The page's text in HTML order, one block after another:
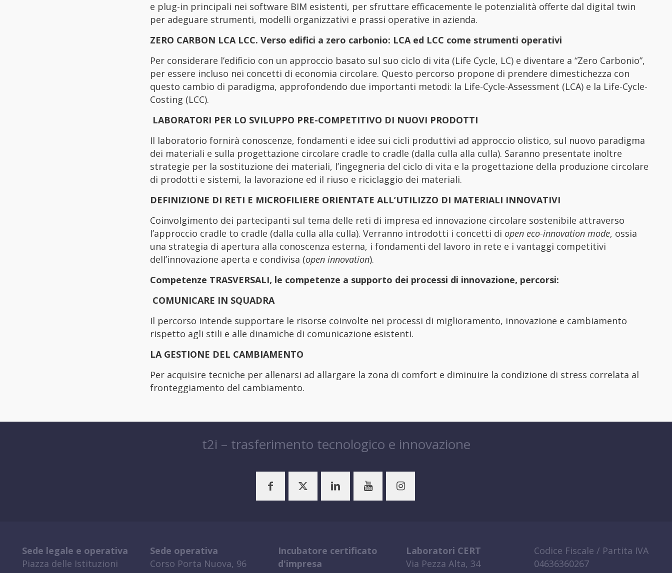
e plug-in principali nei software BIM esistenti, per sfruttare efficacemente le potenzialità offerte dal digital twin
per adeguare strumenti, modelli organizzativi e prassi operative in azienda.
ZERO CARBON LCA LCC. Verso edifici a zero carbonio: LCA ed LCC come strumenti operativi
Per considerare l’edificio con un approccio basato sul suo ciclo di vita (Life Cycle, LC) e diventare a “Zero Carbonio”,
per essere incluso nei concetti di economia circolare. Questo percorso propone di prendere dimestichezza con
questo cambio di paradigma, approfondendo due importanti metodi: la Life-Cycle-Assessment (LCA) e la Life-Cycle-
Costing (LCC).
LABORATORI PER LO SVILUPPO PRE-COMPETITIVO DI NUOVI PRODOTTI
Il laboratorio fornirà conoscenze, fondamenti e idee sui cicli produttivi ad approccio olistico, sul nuovo paradigma
dei materiali e sulla progettazione circolare cradle to cradle (dalla culla alla culla). Saranno presentate inoltre
strategie per la sostituzione dei materiali, l’ingegneria del ciclo di vita e la progettazione della produzione circolare
di prodotti e sistemi, la lavorazione ed il riuso e riciclaggio dei materiali.
DEFINIZIONE DI RETI E MICROFILIERE ORIENTATE ALL’UTILIZZO DI MATERIALI INNOVATIVI
Coinvolgimento dei partecipanti sul tema delle reti di impresa ed innovazione circolare sostenibile attraverso
l’approccio cradle to cradle (dalla culla alla culla). Verranno introdotti i concetti di open eco-innovation mode, ossia
una strategia di apertura alla conoscenza esterna, i fondamenti del lavoro in rete e i vantaggi competitivi
dell’innovazione aperta e condivisa (open innovation).
Competenze TRASVERSALI, le competenze a supporto dei processi di innovazione, percorsi:
COMUNICARE IN SQUADRA
Il percorso intende supportare le risorse coinvolte nei processi di miglioramento, innovazione e cambiamento
rispetto agli stili e alle dinamiche di comunicazione esistenti.
LA GESTIONE DEL CAMBIAMENTO
Per acquisire tecniche per allenarsi ad allargare la zona di comfort e diminuire la condizione di stress correlata al
fronteggiamento del cambiamento.
t2i – trasferimento tecnologico e innovazione
Sede legale e operativa
Piazza delle Istituzioni
Sede operativa
Corso Porta Nuova, 96
Incubatore certificato
d'impresa
Laboratori CERT
Via Pezza Alta, 34
Codice Fiscale / Partita IVA
04636360267